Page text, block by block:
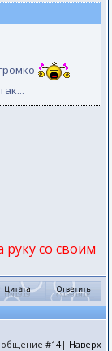
со своим
#14| Наверх